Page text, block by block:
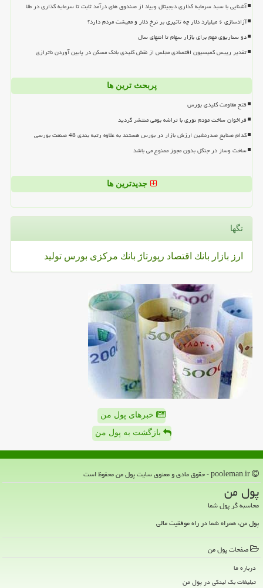
آشنایی با سبد سرمایه گذاری دیجیتال ویپاد از صندوق های درآمد ثابت تا سرمایه گذاری در طلا
آزادسازی ۶ میلیارد دلار چه تاثیری بر نرخ دلار و معیشت مردم دارد؟
دو سناریوی مهم برای بازار سهام تا انتهای سال
تقدیر رییس کمیسیون اقتصادی مجلس از نقش کلیدی بانک مسکن در پایین آوردن ناترازی
پربحث ترین ها
فتح مقاومت کلیدی بورس
فراخوان ساخت مودم نوری با تراشه بومی منتشر گردید
کدام صنایع صدرنشین ارزش بازار در بورس هستند به علاوه رتبه بندی 48 صنعت بورسی
ساخت وساز در جنگل بدون مجوز ممنوع می باشد
جدیدترین ها
تگها
ارز بازار بانك اقتصاد رپورتاژ بانك مركزی بورس تولید
خبرهای پول من
بازگشت به پول من
پول من
محاسبه گر پول شما
پول من، همراه شما در راه موفقیت مالی
صفحات پول من
درباره ما
تبلیغات بک لینکی در پول من